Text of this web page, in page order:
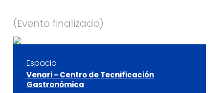
Espacio
Venari - Centro de Tecnificación
Gastronómica